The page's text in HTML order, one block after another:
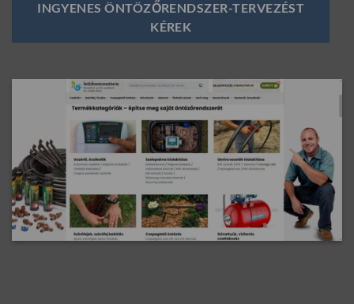
INGYENES ÖNTÖZŐRENDSZER-TERVEZÉST
KÉREK